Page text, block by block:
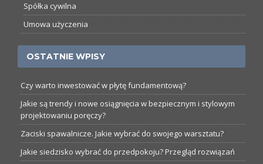
Spółka cywilna
Umowa użyczenia
OSTATNIE WPISY
Czy warto inwestować w płytę fundamentową?
Jakie są trendy i nowe osiągnięcia w bezpiecznym i stylowym
projektowaniu poręczy?
Zaciski spawalnicze. Jakie wybrać do swojego warsztatu?
Jakie siedzisko wybrać do przedpokoju? Przegląd rozwiązań